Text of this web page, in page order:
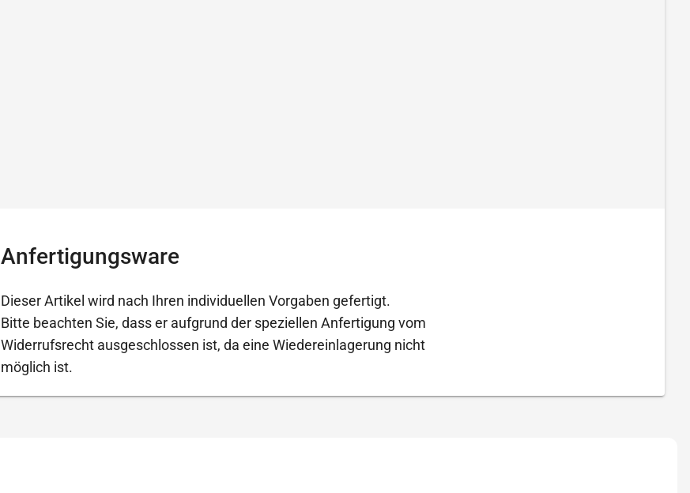
Anfertigungsware
Dieser Artikel wird nach Ihren individuellen Vorgaben gefertigt.
Bitte beachten Sie, dass er aufgrund der speziellen Anfertigung vom
Widerrufsrecht ausgeschlossen ist, da eine Wiedereinlagerung nicht
möglich ist.